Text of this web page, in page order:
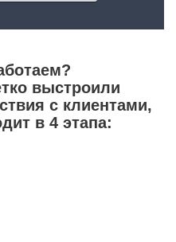
выстроили
с клиентами,
в 4 этапа: